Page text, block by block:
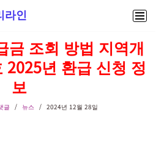
라인
금 조회 방법 지역개
2025년 환급 신청 정
보
글 뉴스 2024년 12월 28일